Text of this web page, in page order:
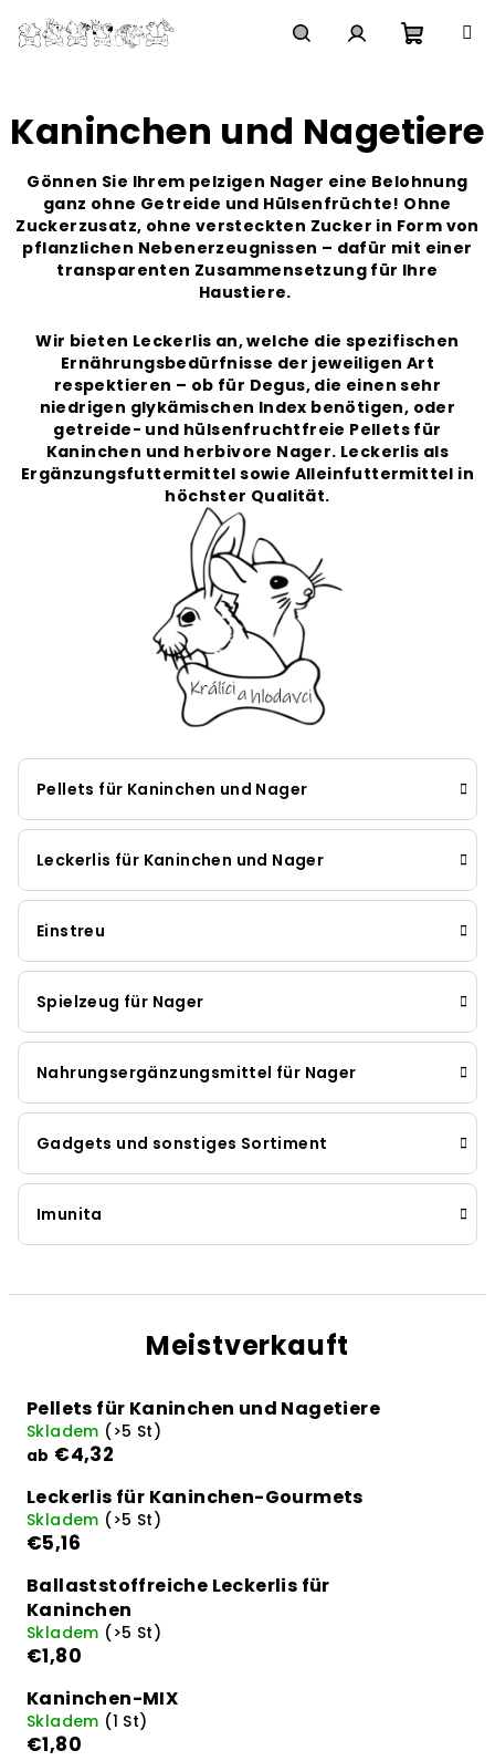
Inhalt
springen
Kaninchen und Nagetiere
Gönnen Sie Ihrem pelzigen Nager eine Belohnung
ganz ohne Getreide und Hülsenfrüchte! Ohne
Zuckerzusatz, ohne versteckten Zucker in Form von
pflanzlichen Nebenerzeugnissen – dafür mit einer
transparenten Zusammensetzung für Ihre
Haustiere.
Wir bieten Leckerlis an, welche die spezifischen
Ernährungsbedürfnisse der jeweiligen Art
respektieren – ob für Degus, die einen sehr
niedrigen glykämischen Index benötigen, oder
getreide- und hülsenfruchtfreie Pellets für
Kaninchen und herbivore Nager. Leckerlis als
Ergänzungsfuttermittel sowie Alleinfuttermittel in
höchster Qualität.
Pellets für Kaninchen und Nager
Leckerlis für Kaninchen und Nager
Einstreu
Spielzeug für Nager
Nahrungsergänzungsmittel für Nager
Gadgets und sonstiges Sortiment
Imunita
Meistverkauft
Pellets für Kaninchen und Nagetiere
Skladem (>5 St)
ab €4,32
Leckerlis für Kaninchen-Gourmets
Skladem (>5 St)
€5,16
Ballaststoffreiche Leckerlis für
Kaninchen
Skladem (>5 St)
€1,80
Kaninchen-MIX
Skladem (1 St)
€1,80